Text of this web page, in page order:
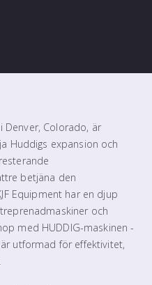
Denver, Colorado, är
Huddigs expansion och
betjäna den
Equipment har en djup
och
med HUDDIG-maskinen -
utformad för effektivitet,